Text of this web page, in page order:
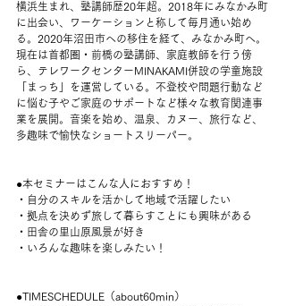
横浜生まれ、塾講師歴20年超。2018年にみなかみ町
に出会い、ワーケーションと称して毎月通い始め
る。2020年沼田市への移住を経て、みなかみ町へ。
現在は首都圏・前橋の塾講師、家庭教師を行う傍
ら、テレワークセンターMINAKAMI併設の学童施設
「まっち」を運営している。不登校や問題行動など
に悩む子やご家庭のサポートなど様々な教育関連事
業を展開。音楽を始め、温泉、カヌー、旅行など、
多趣味で愉快なショートスリーパー。
●本セミナーはこんな人におすすめ！
・自分のスキルを活かして地域で活躍したい
・拠点を決めず旅して暮らすことにも興味がある
・田舎の里山原風景が好き
・いろんな趣味を楽しみたい！
●TIMESCHEDULE（about60min）